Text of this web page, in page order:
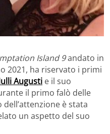
Island 9andato in
2021, ha riservato i primi
Augusti e il suo
il primo falò delle
è stata
un aspetto del suo